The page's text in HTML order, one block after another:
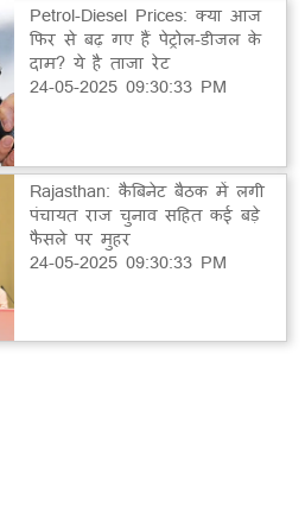
Petrol-Diesel Prices: क्या आज
फिर से बढ़ गए हैं पेट्रोल-डीजल के
दाम? ये है ताजा रेट
24-05-2025 09:30:33 PM
Rajasthan: कैबिनेट बैठक में लगी
पंचायत राज चुनाव सहित कई बड़े
फैसले पर मुहर
24-05-2025 09:30:33 PM